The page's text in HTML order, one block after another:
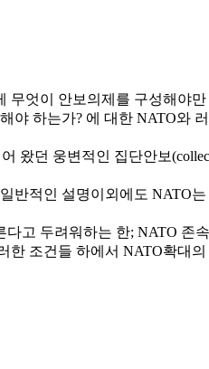
엇이 안보의제를 구성해야만
하는가? 에 대한 NATO와
던 웅변적인 집단안보
반적인 설명이외에도 NATO
고 두려워하는 한; NATO 존
조건들 하에서 NATO확대의